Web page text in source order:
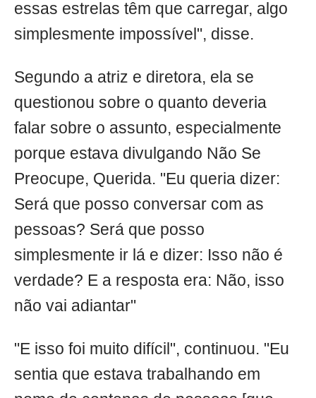
essas estrelas têm que carregar, algo
simplesmente impossível", disse.
Segundo a atriz e diretora, ela se
questionou sobre o quanto deveria
falar sobre o assunto, especialmente
porque estava divulgando Não Se
Preocupe, Querida. "Eu queria dizer:
Será que posso conversar com as
pessoas? Será que posso
simplesmente ir lá e dizer: Isso não é
verdade? E a resposta era: Não, isso
não vai adiantar"
"E isso foi muito difícil", continuou. "Eu
sentia que estava trabalhando em